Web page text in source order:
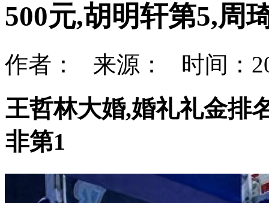
500元,胡明轩第5,周
作者： 来源： 时间：
王哲林大婚,婚礼礼金排
非第1